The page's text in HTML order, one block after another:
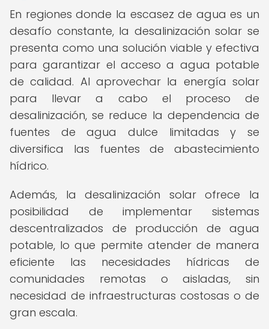
En regiones donde la escasez de agua es un
desafío constante, la desalinización solar se
presenta como una solución viable y efectiva
para garantizar el acceso a agua potable
de calidad. Al aprovechar la energía solar
para llevar a cabo el proceso de
desalinización, se reduce la dependencia de
fuentes de agua dulce limitadas y se
diversifica las fuentes de abastecimiento
hídrico.
Además, la desalinización solar ofrece la
posibilidad de implementar sistemas
descentralizados de producción de agua
potable, lo que permite atender de manera
eficiente las necesidades hídricas de
comunidades remotas o aisladas, sin
necesidad de infraestructuras costosas o de
gran escala.